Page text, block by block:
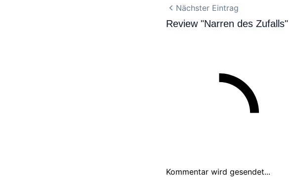
Nächster Eintrag
Review "Narren des Zufalls"
Kommentar wird gesendet...